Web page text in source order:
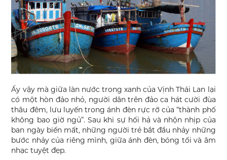
Ấy vậy mà giữa làn nước trong xanh của Vịnh Thái Lan lại
có một hòn đảo nhỏ, người dân trên đảo ca hát cười đùa
thâu đêm, lưu luyến trong ánh đèn rực rỡ của “thành phố
không bao giờ ngủ”. Sau khi sự hối hả và nhộn nhịp của
ban ngày biến mất, những người trẻ bắt đầu nhảy những
bước nhảy của riêng mình, giữa ánh đèn, bóng tối và âm
nhạc tuyệt đẹp.